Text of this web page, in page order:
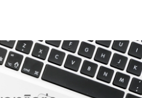
ธุรกิจบริการ